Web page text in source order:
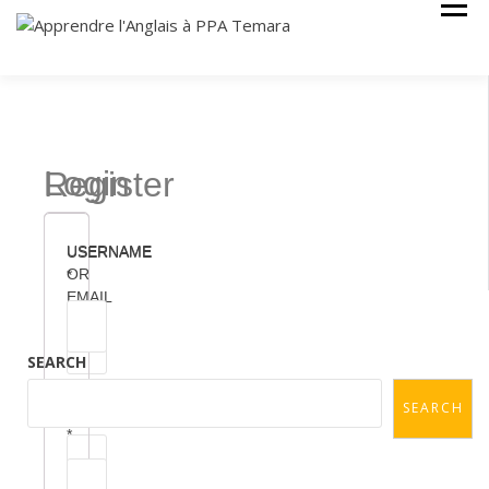
Login
USERNAME
OR
EMAIL
Register
USERNAME
*
*
SEARCH
SEARCH